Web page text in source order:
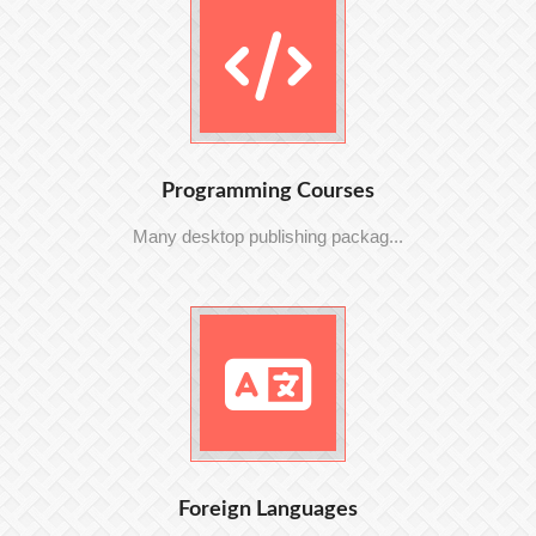
Programming Courses
Many desktop publishing packag...
Foreign Languages